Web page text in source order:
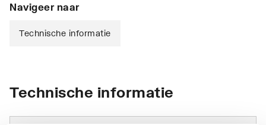
Navigeer naar
Technische informatie
Technische informatie